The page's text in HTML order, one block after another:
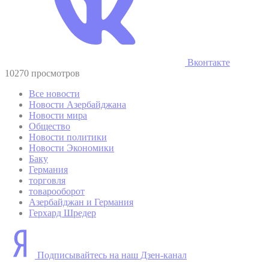
Вконтакте
10270 просмотров
Все новости
Новости Азербайджана
Новости мира
Общество
Новости политики
Новости Экономики
Баку
Германия
торговля
товарооборот
Азербайджан и Германия
Герхард Шредер
Подписывайтесь на наш Дзен-канал